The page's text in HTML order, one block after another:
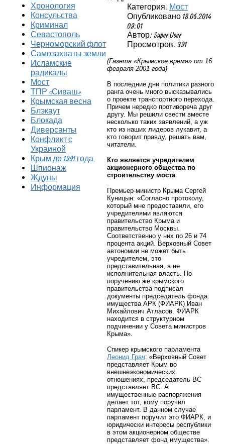
Категория: Мост
Опубликовано 18.06.2014
09:01
Автор: Super User
Просмотров: 391
(Газета «Крымское время» от 16
февраля 2001 года)
В последние дни политики разного
ранга очень много высказывались
о проекте транспортного перехода.
Причем нередко противореча друг
другу. Мы решили свести вместе
несколько таких заявлений, а уж
кто из наших лидеров лукавит, а
кто говорит правду, решать вам,
читатели.
Кто является учредителем
акционерного общества по
строительству моста
Премьер-министр Крыма Сергей
Куницын: «Согласно протоколу,
который мне предоставили, его
учредителями являются
правительство Крыма и
правительство Москвы.
Соответственно у них по 26 и 74
процента акций. Верховный Совет
автономии не может быть
учредителем, это
представительная, а не
исполнительная власть. По
поручению же крымского
правительства подписал
документы председатель фонда
имущества АРК (ФИАРК) Иван
Михайлович Атласов. ФИАРК
находится в структурном
подчинении у Совета министров
Крыма».
Спикер крымского парламента
Леонид Грач: «Верховный Совет
представляет Крым во
внешнеэкономических
отношениях, председатель ВС
представляет ВС. А
имущественные распоряжения
делает тот, кому поручил
парламент. В данном случае
парламент поручил это ФИАРК, и
юридически интересы республики
в этом акционерном обществе
представляет фонд имущества».
Хронология
Консульства
Криминал
Севастополь
Черноморский флот
Самозахваты земли
Исламские
радикалы
Мост
ТПР «Сиваш»
Крымская весна
Блэкаут
Блокада
Диверсанты
Конфликт с
Украиной
Крым до 1991 года
Шпионаж
Ждуны
Информация